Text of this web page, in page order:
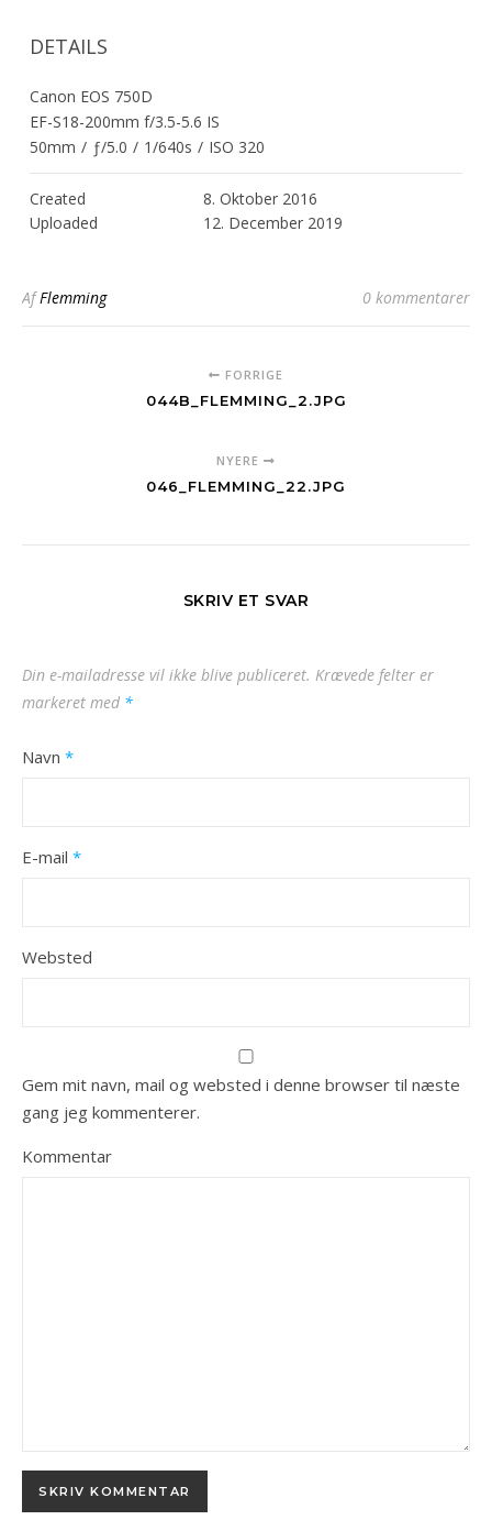
DETAILS
Canon EOS 750D
EF-S18-200mm f/3.5-5.6 IS
50mm / ƒ/5.0 / 1/640s / ISO 320
Created
8. Oktober 2016
Uploaded
12. December 2019
AfFlemming 0 kommentarer
FORRIGE
044B_FLEMMING_2.JPG
NYERE
046_FLEMMING_22.JPG
SKRIV ET SVAR
Din e-mailadresse vil ikke blive publiceret. Krævede felter er
markeret med *
Navn *
E-mail *
Websted
Gem mit navn, mail og websted i denne browser til næste
gang jeg kommenterer.
Kommentar